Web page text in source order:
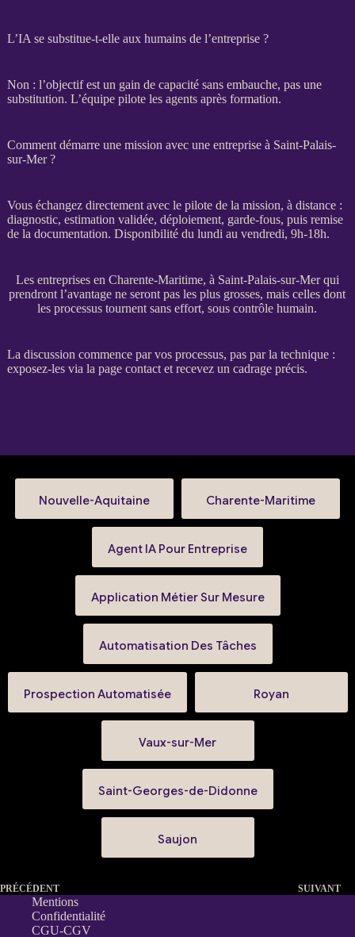
L’IA se substitue-t-elle aux humains de l’entreprise ?
Non : l’objectif est un gain de capacité sans embauche, pas une
substitution. L’équipe pilote les agentsaprès formation.
Comment démarre une mission avec une entreprise à Saint-Palais-
sur-Mer ?
Vous échangez directement avec le pilote de la mission, à distance :
diagnostic, estimation validée, déploiement, garde-fous, puis remise
de la documentation. Disponibilité du lundi au vendredi, 9h-18h.
Les entreprises en Charente-Maritime, à Saint-Palais-sur-Mer qui
prendront l’avantage ne seront pas les plus grosses, mais celles dont
les processus tournent sans effort, sous contrôle humain.
La discussion commence par vos processus, pas par la technique :
exposez-les via la page contactet recevez un cadrageprécis.
Nouvelle-Aquitaine Charente-Maritime
Agent IA Pour Entreprise
Application Métier Sur Mesure
Automatisation Des Tâches
Prospection Automatisée Royan
Vaux-sur-Mer
Saint-Georges-de-Didonne
Saujon
PRÉCÉDENT SUIVANT
Mentions
Confidentialité
CGU-CGV